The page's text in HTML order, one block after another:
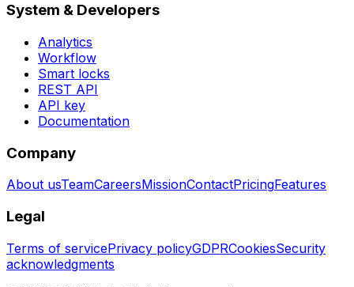
System & Developers
Analytics
Workflow
Smart locks
REST API
API key
Documentation
Company
About usTeamCareersMissionContactPricingFeatures
Legal
Terms of servicePrivacy policyGDPRCookiesSecurity
acknowledgments